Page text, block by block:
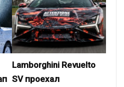
Lamborghini Revuelto
SV проехал